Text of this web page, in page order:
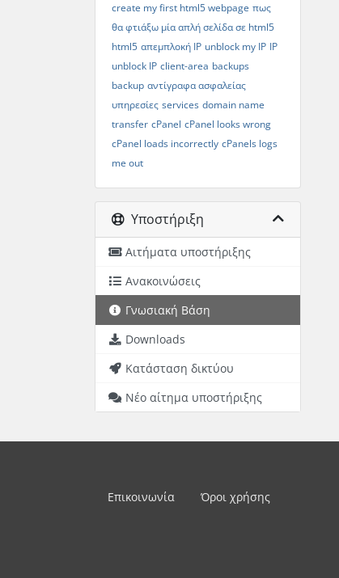
create my first html5 webpage πως
θα φτιάξω μία απλή σελίδα σε html5
html5 απεμπλοκή IP unblock my IP IP
unblock IP client-area backups
backup αντίγραφα ασφαλείας
υπηρεσίες services domain name
transfer cPanel cPanel looks wrong
cPanel loads incorrectly cPanels logs
me out
Υποστήριξη
Αιτήματα υποστήριξης
Ανακοινώσεις
Γνωσιακή Βάση
Downloads
Κατάσταση δικτύου
Νέο αίτημα υποστήριξης
Επικοινωνία Όροι χρήσης